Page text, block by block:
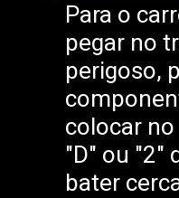
Para o
pegar no
perigoso,
colocar
"D" ou "2"
bater